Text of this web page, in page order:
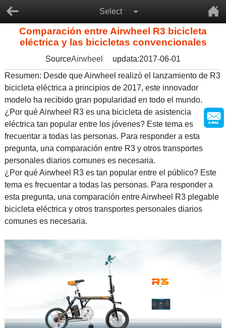
Select
Comparación entre Airwheel R3 bicicleta
eléctrica y las bicicletas convencionales
SourceAirwheel
updata:2017-06-01
Resumen: Desde que Airwheel realizó el lanzamiento de R3
bicicleta eléctrica a principios de 2017, este innovador
modelo ha recibido gran popularidad en todo el mundo.
¿Por qué Airwheel R3 es una bicicleta de asistencia
eléctrica tan popular entre los jóvenes? Este tema es
frecuentar a todas las personas. Para responder a esta
pregunta, una comparación entre R3 y otros transportes
personales diarios comunes es necesaria.
¿Por qué Airwheel R3 es tan popular entre el público? Este
tema es frecuentar a todas las personas. Para responder a
esta pregunta, una comparación entre Airwheel R3 plegable
bicicleta eléctrica y otros transportes personales diarios
comunes es necesaria.